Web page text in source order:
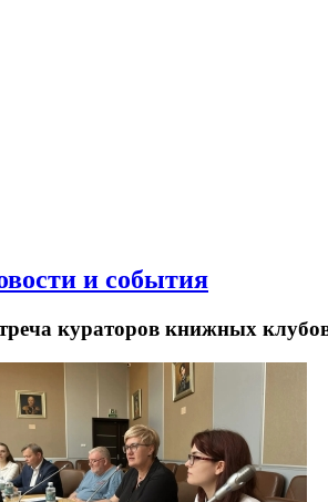
и события
кураторов книжных